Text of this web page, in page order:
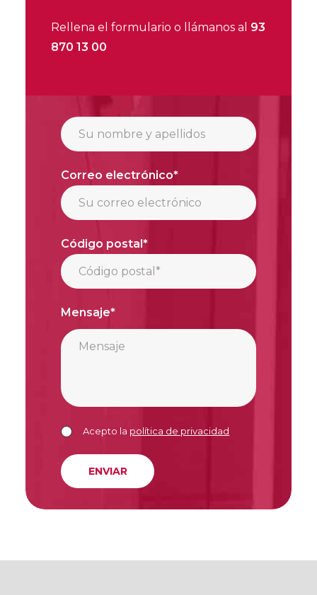
Rellena el formulario o llámanos al 93
870 13 00
Correo electrónico*
Código postal*
Mensaje*
Acepto la política de privacidad